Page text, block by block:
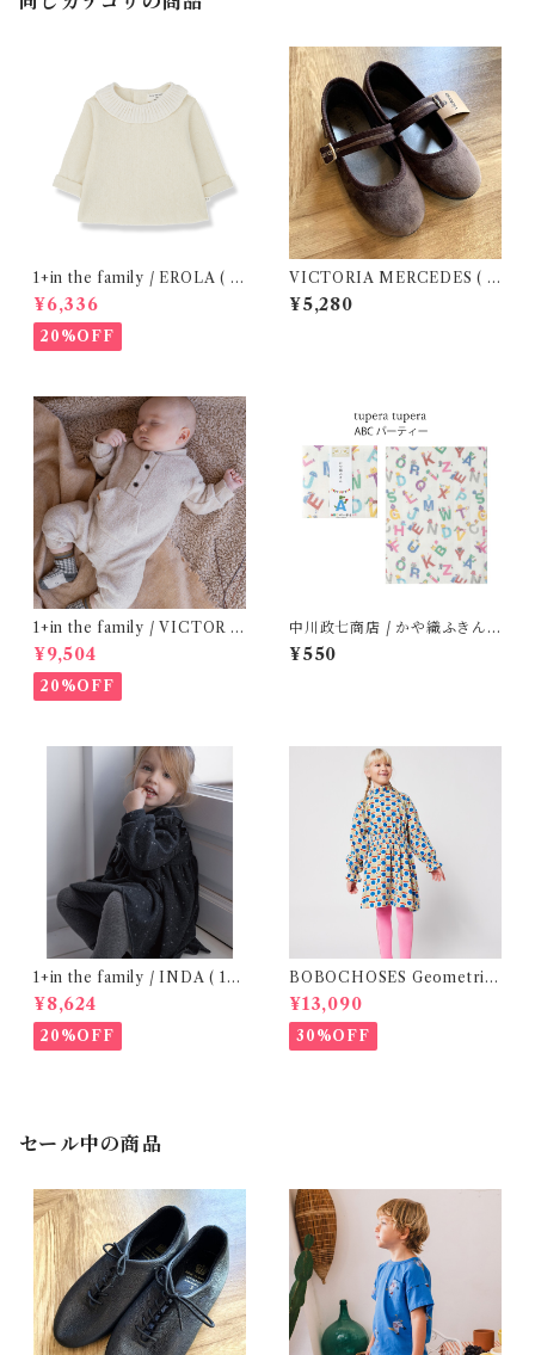
1+in the family / EROLA ( 2
4m )
¥6,336
20%OFF
VICTORIA MERCEDES ( 2
9-34 / Testa )
¥5,280
1+in the family / VICTOR (
12m )
¥9,504
20%OFF
中川政七商店 / かや織ふきん (
tupera tupera ABCパーティ
ー)
¥550
1+in the family / INDA ( 12-
48m )
¥8,624
20%OFF
BOBOCHOSES Geometric
Scacs all over dress / 4-8Y
¥13,090
30%OFF
セール中の商品